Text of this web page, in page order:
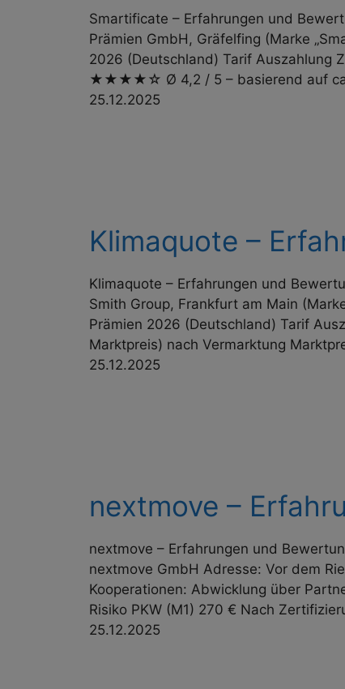
Smartificate – Erfahrungen und
Prämien GmbH, Gräfelfing (Marke
2026 (Deutschland) Tarif Auszahlung
★★★★☆ Ø 4,2 / 5 – basierend auf ca.
25.12.2025
Klimaquote –
Klimaquote – Erfahrungen und
Smith Group, Frankfurt am Main
Prämien 2026 (Deutschland) Tarif
Marktpreis) nach Vermarktung
25.12.2025
nextmove –
nextmove – Erfahrungen und
nextmove GmbH Adresse: Vor dem
Kooperationen: Abwicklung über
Risiko PKW (M1) 270 € Nach
25.12.2025